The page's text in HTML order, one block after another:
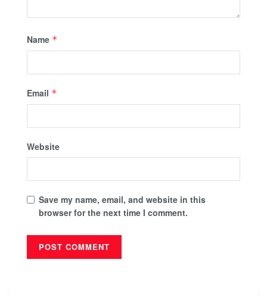
Name *
Email *
Website
Save my name, email, and website in this
browser for the next time I comment.